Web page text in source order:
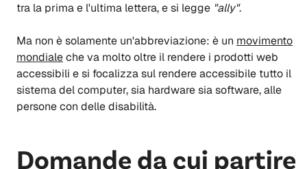
tra la prima e l'ultima lettera, e si legge "ally".
Ma non è solamente un'abbreviazione: è un movimento
mondialeche va molto oltre il rendere i prodotti web
accessibili e si focalizza sul rendere accessibile tutto il
sistema del computer, sia hardware sia software, alle
persone con delle disabilità.
Domande da cui partire